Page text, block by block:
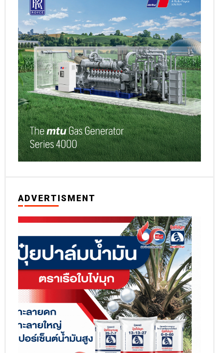
ADVERTISMENT